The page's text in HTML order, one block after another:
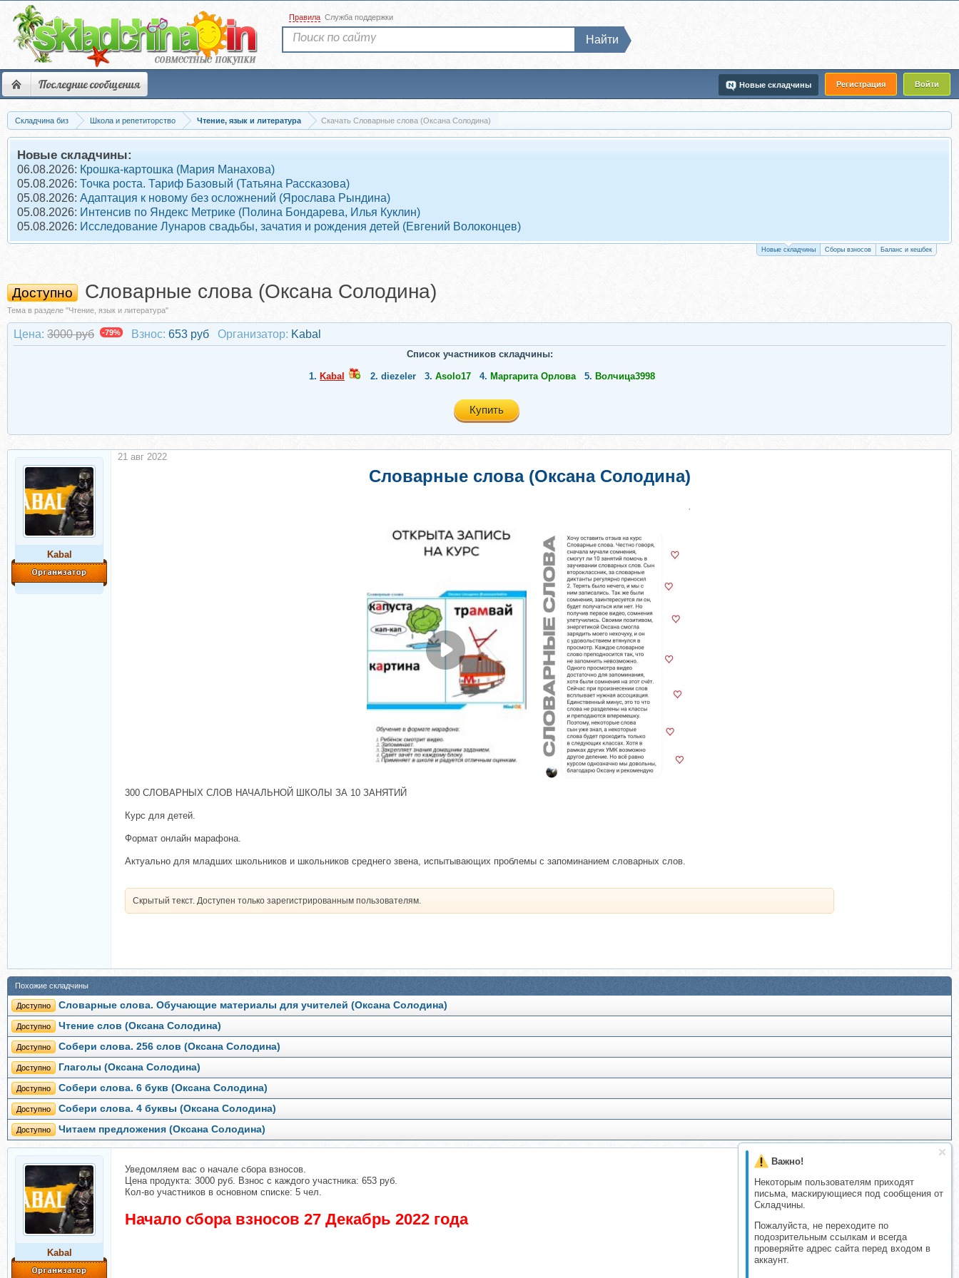
Последние сообщения Регистрация Войти
Новые складчины
Правила Служба поддержки
Найти
Складчина биз Школа и репетиторство Чтение, язык и литература Скачать Словарные слова (Оксана Солодина)
Новые складчины:
06.08.2026: Крошка-картошка (Мария Манахова)
05.08.2026: Точка роста. Тариф Базовый (Татьяна Рассказова)
05.08.2026: Адаптация к новому без осложнений (Ярослава Рындина)
05.08.2026: Интенсив по Яндекс Метрике (Полина Бондарева, Илья Куклин)
05.08.2026: Исследование Лунаров свадьбы, зачатия и рождения детей (Евгений Волоконцев)
Новые складчины Сборы взносов Баланс и кешбек
Важно!
Некоторым пользователям приходят
письма, маскирующиеся под сообщения от
Складчины.
Пожалуйста, не переходите по
подозрительным ссылкам и всегда
проверяйте адрес сайта перед входом в
аккаунт.
Доступно Словарные слова (Оксана Солодина)
Тема в разделе "Чтение, язык и литература"
Цена: 3000 руб -79% Взнос: 653 руб Организатор: Kabal
Список участников складчины:
1. Kabal 2. diezeler 3. Asolo17 4. Маргарита Орлова 5. Волчица3998
Купить
Kabal
Словарные слова (Оксана Солодина)
300 СЛОВАРНЫХ СЛОВ НАЧАЛЬНОЙ ШКОЛЫ ЗА 10 ЗАНЯТИЙ
Курс для детей.
Формат онлайн марафона.
Актуально для младших школьников и школьников среднего звена, испытывающих проблемы с запоминанием словарных слов.
Скрытый текст. Доступен только зарегистрированным пользователям.
21 авг 2022
Похожие складчины
Доступно Словарные слова. Обучающие материалы для учителей (Оксана Солодина)
Доступно Чтение слов (Оксана Солодина)
Доступно Собери слова. 256 слов (Оксана Солодина)
Доступно Глаголы (Оксана Солодина)
Доступно Собери слова. 6 букв (Оксана Солодина)
Доступно Собери слова. 4 буквы (Оксана Солодина)
Доступно Читаем предложения (Оксана Солодина)
Kabal
Уведомляем вас о начале сбора взносов.
Цена продукта: 3000 руб. Взнос с каждого участника: 653 руб.
Кол-во участников в основном списке: 5 чел.
Начало сбора взносов 27 Декабрь 2022 года